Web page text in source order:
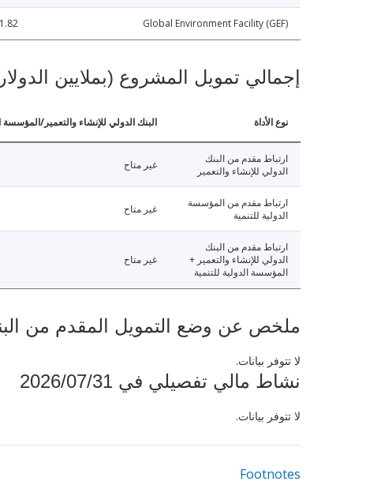
Global Environment Facility (GEF)
1.82
إجمالي تمويل المشروع (بملايين
نوع الأداة البنك الدولي للإنشاء والتعمير/المؤسسة
ارتباط مقدم من البنك
الدولي للإنشاء والتعمير
غير متاح
ارتباط مقدم من المؤسسة
الدولية للتنمية
غير متاح
ارتباط مقدم من البنك
الدولي للإنشاء والتعمير +
المؤسسة الدولية للتنمية
غير متاح
ملخص عن وضع التمويل المقدم من البنك
لا تتوفر بيانات.
نشاط مالي تفصيلي في 2026/07/31
لا تتوفر بيانات.
Footnotes